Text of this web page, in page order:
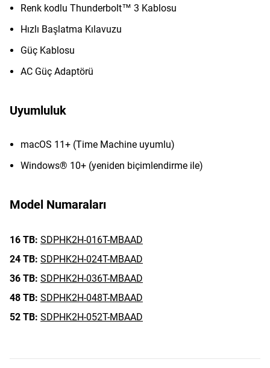
Renk kodlu Thunderbolt™ 3 Kablosu
Hızlı Başlatma Kılavuzu
Güç Kablosu
AC Güç Adaptörü
Uyumluluk
macOS 11+ (Time Machine uyumlu)
Windows® 10+ (yeniden biçimlendirme ile)
Model Numaraları
16 TB: SDPHK2H-016T-MBAAD
24 TB: SDPHK2H-024T-MBAAD
36 TB: SDPHK2H-036T-MBAAD
48 TB: SDPHK2H-048T-MBAAD
52 TB: SDPHK2H-052T-MBAAD